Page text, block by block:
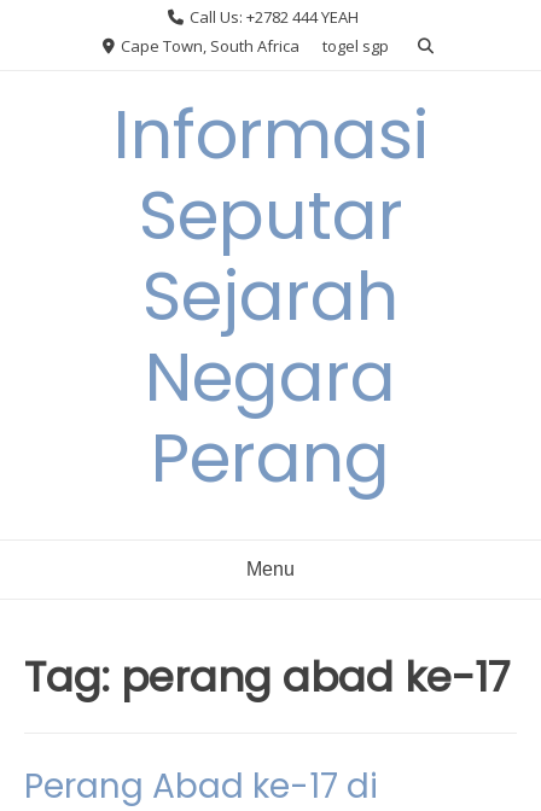
Call Us: +2782 444 YEAH
Cape Town, South Africa
togel sgp
Informasi
Seputar
Sejarah
Negara
Perang
Menu
Tag: perang abad ke-17
Perang Abad ke-17 di